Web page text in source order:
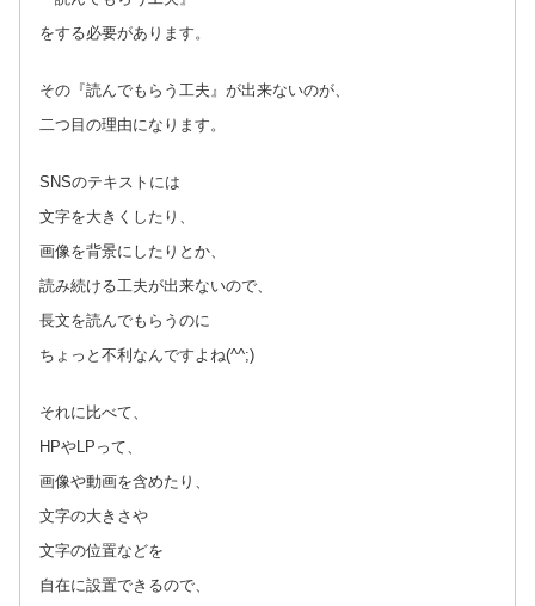
をする必要があります。
その『読んでもらう工夫』が出来ないのが、
二つ目の理由になります。
SNSのテキストには
文字を大きくしたり、
画像を背景にしたりとか、
読み続ける工夫が出来ないので、
長文を読んでもらうのに
ちょっと不利なんですよね(^^;)
それに比べて、
HPやLPって、
画像や動画を含めたり、
文字の大きさや
文字の位置などを
自在に設置できるので、